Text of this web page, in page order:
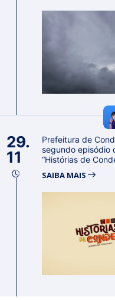
29.
11
Prefeitura de
segundo episódio
“Histórias de
SAIBA MAIS